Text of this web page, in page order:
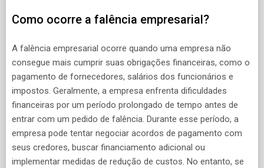
Como ocorre a falência empresarial?
A falência empresarial ocorre quando uma empresa não
consegue mais cumprir suas obrigações financeiras, como o
pagamento de fornecedores, salários dos funcionários e
impostos. Geralmente, a empresa enfrenta dificuldades
financeiras por um período prolongado de tempo antes de
entrar com um pedido de falência. Durante esse período, a
empresa pode tentar negociar acordos de pagamento com
seus credores, buscar financiamento adicional ou
implementar medidas de redução de custos. No entanto, se